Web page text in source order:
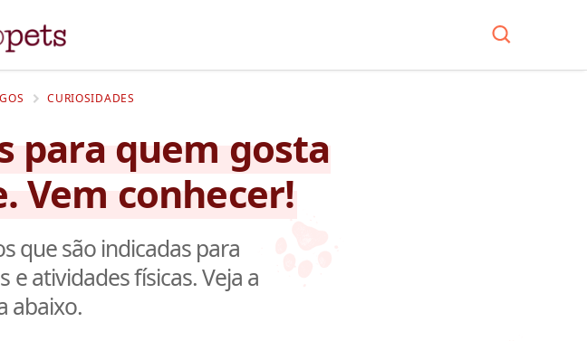
CURIOSIDADES
para quem gosta
Vem conhecer!
que são indicadas para
atividades físicas. Veja a
abaixo.